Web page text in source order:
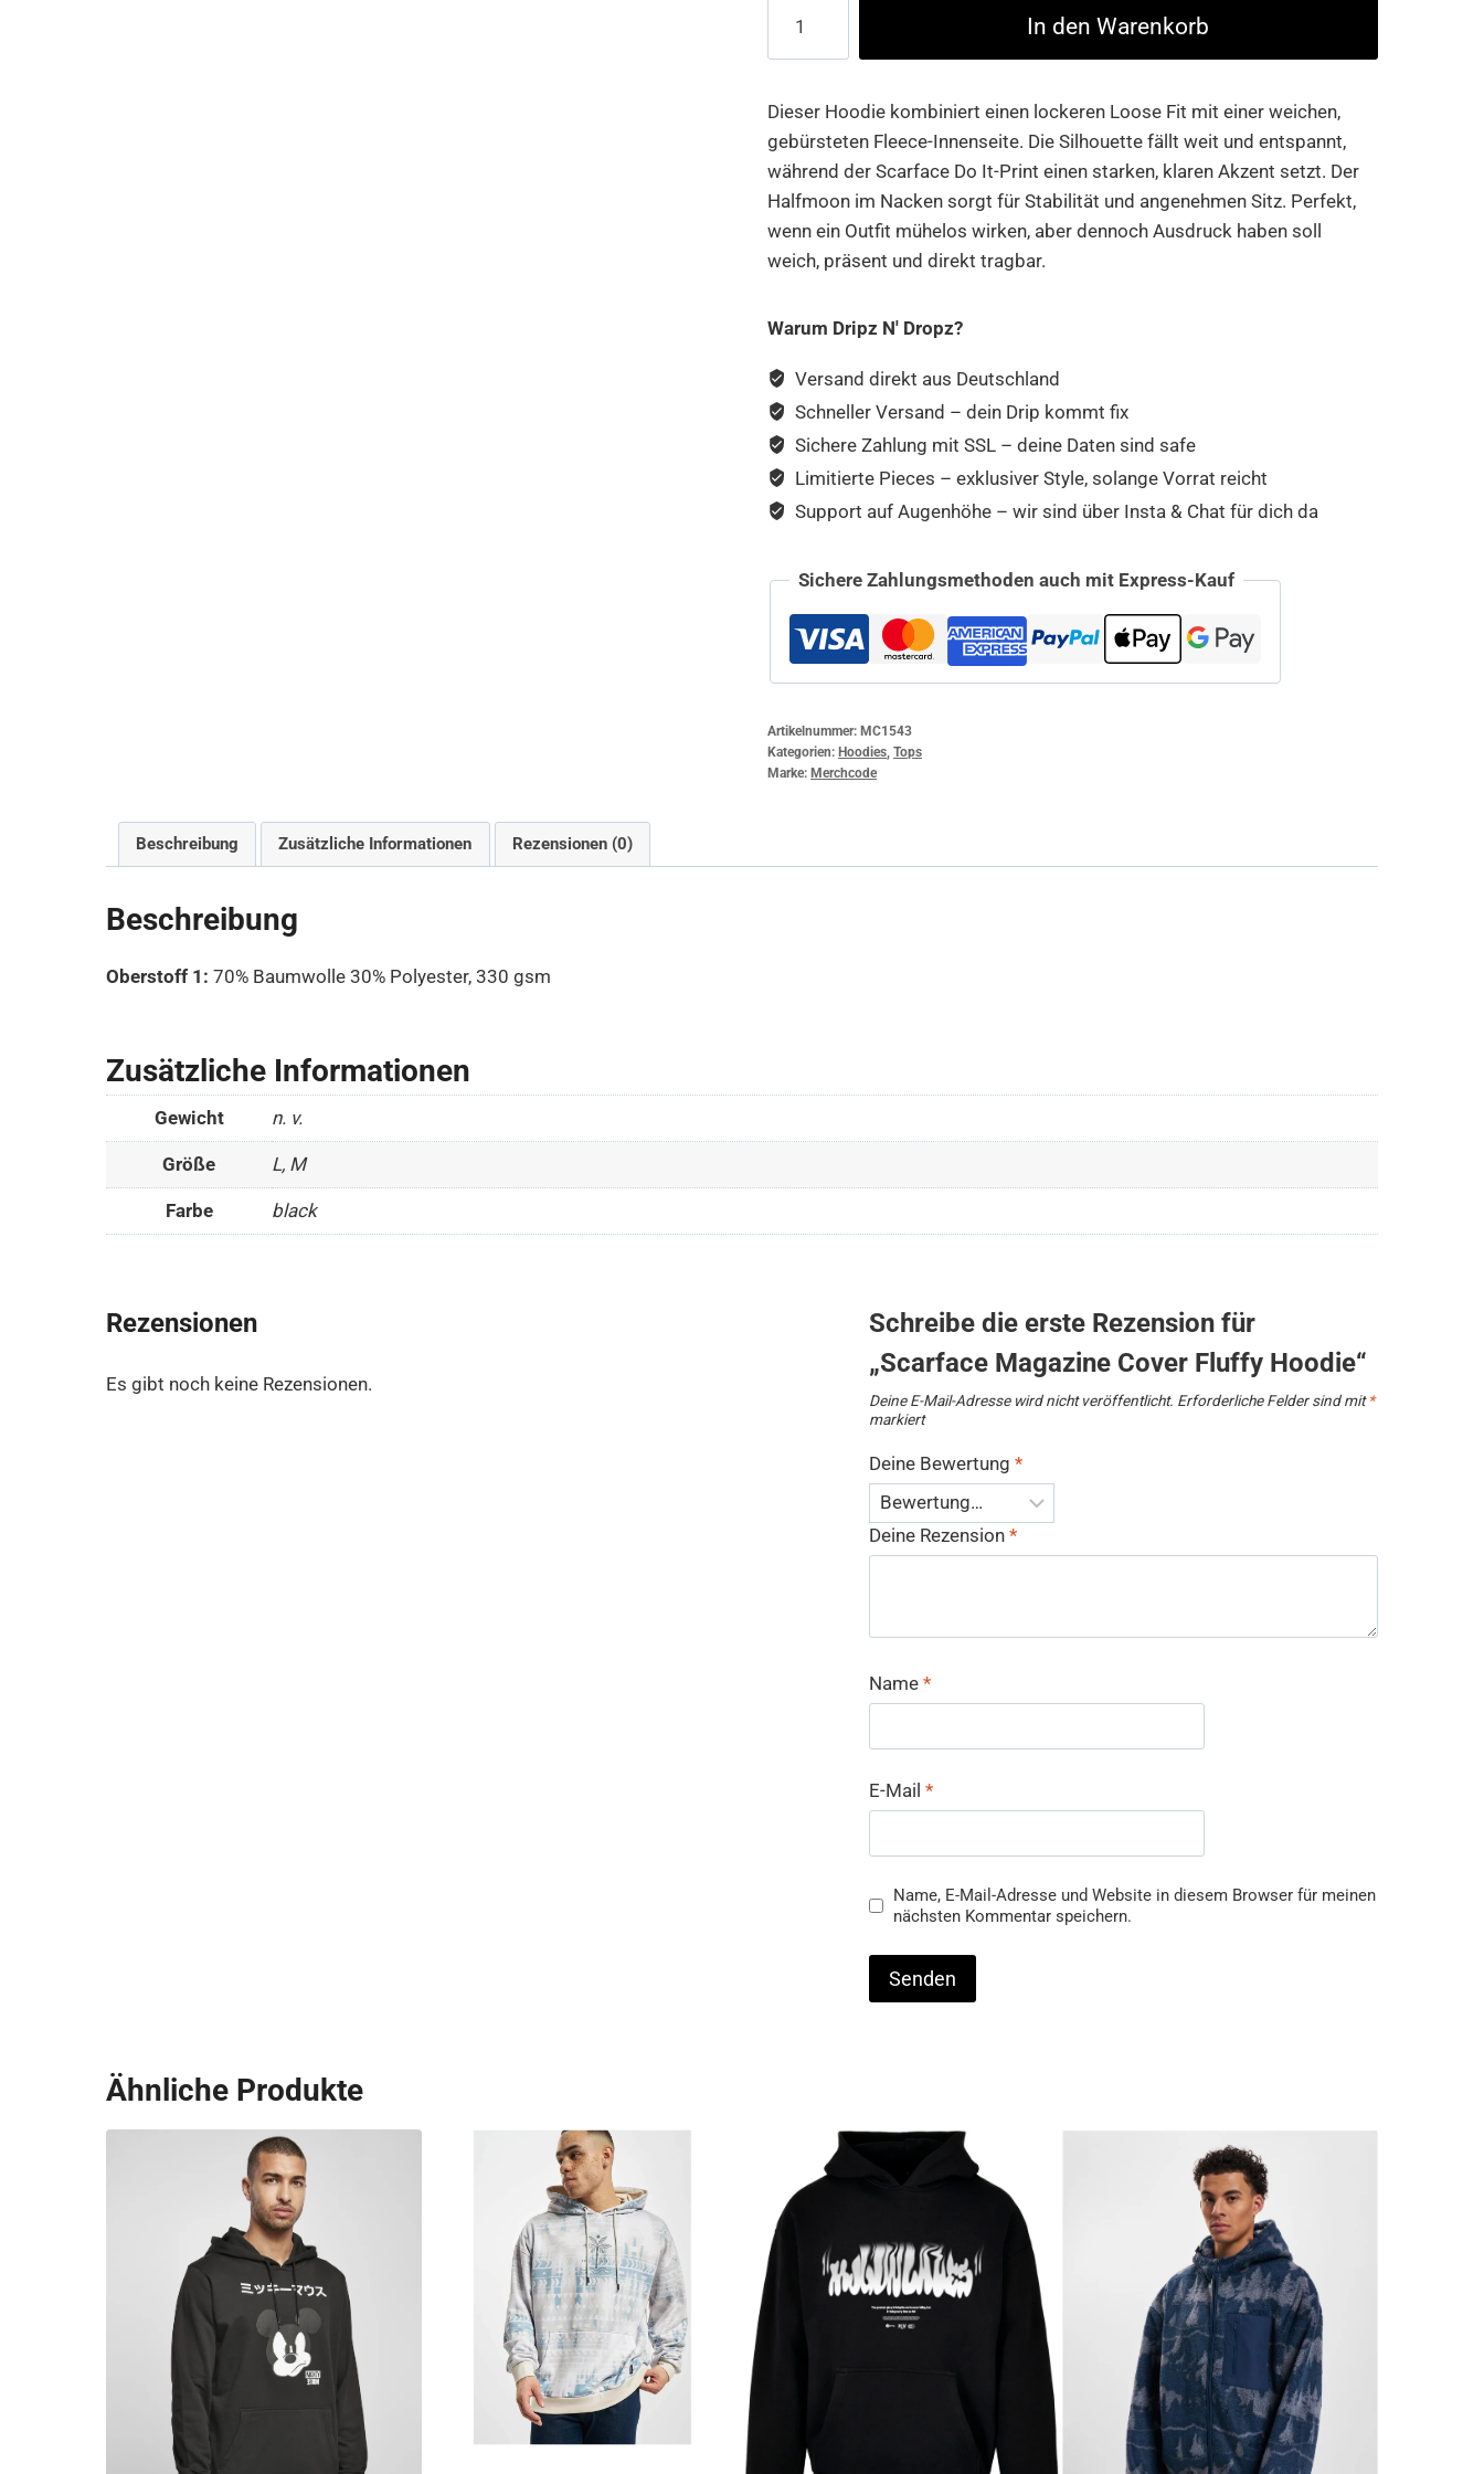
Magazine
Cover
Hoodie
Menge
In den Warenkorb
Dieser Hoodie kombiniert einen lockeren Loose Fit mit einer weichen,
gebürsteten Fleece-Innenseite. Die Silhouette fällt weit und entspannt,
während der Scarface Do It-Print einen starken, klaren Akzent setzt. Der
Halfmoon im Nacken sorgt für Stabilität und angenehmen Sitz. Perfekt,
wenn ein Outfit mühelos wirken, aber dennoch Ausdruck haben soll
weich, präsent und direkt tragbar.
Warum Dripz N' Dropz?
Versand direkt aus Deutschland
Schneller Versand – dein Drip kommt fix
Sichere Zahlung mit SSL – deine Daten sind safe
Limitierte Pieces – exklusiver Style, solange Vorrat reicht
Support auf Augenhöhe – wir sind über Insta & Chat für dich da
Sichere Zahlungsmethoden auch mit Express-Kauf
Artikelnummer:MC1543
Kategorien:Hoodies ,Tops
Marke:Merchcode
Beschreibung Zusätzliche Informationen Rezensionen (0)
Beschreibung
Oberstoff 1: 70% Baumwolle 30% Polyester, 330 gsm
Zusätzliche Informationen
Gewicht n. v.
Größe L, M
Farbe black
Rezensionen
Es gibt noch keine Rezensionen.
Schreibe die erste Rezension für
„Scarface Magazine Cover Fluffy Hoodie“
Deine E-Mail-Adresse wird nicht veröffentlicht. Erforderliche Felder sind mit*
markiert
Deine Bewertung*
Deine Rezension*
Name*
E-Mail*
Name, E-Mail-Adresse und Website in diesem Browser für meinen
nächsten Kommentar speichern.
Ähnliche Produkte